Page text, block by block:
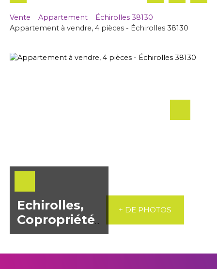
Vente Appartement
Échirolles 38130
Appartement à vendre, 4 pièces - Échirolles 38130
+ DE PHOTOS
Echirolles,
Copropriété
les Geais,